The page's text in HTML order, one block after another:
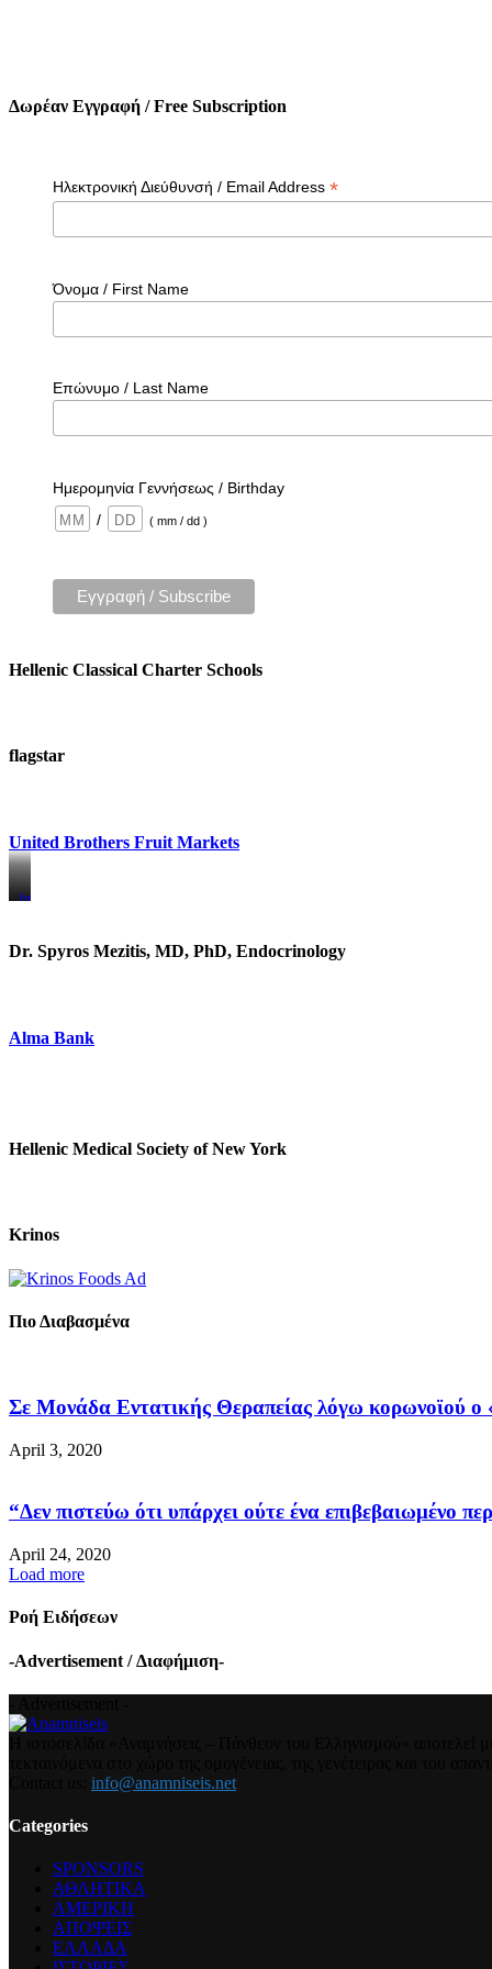
Δωρέαν Εγγραφή / Free Subscription
Ηλεκτρονική Διεύθυνσή / Email Address *
Όνομα / First Name
Επώνυμο / Last Name
Ημερομηνία Γεννήσεως / Birthday
/
( mm / dd )
Hellenic Classical Charter Schools
flagstar
United Brothers Fruit Markets
https://www.unitedbrothersfruitmarkets.com/
https://www.unitedbrothersfruitmarkets.com/
Dr. Spyros Mezitis, MD, PhD, Endocrinology
Alma Bank
Hellenic Medical Society of New York
Krinos
Πιο Διαβασμένα
Σε Μονάδα Εντατικής Θεραπείας λόγω κορωνοϊού ο
April 3, 2020
“Δεν πιστεύω ότι υπάρχει ούτε ένα επιβεβαιωμένο
April 24, 2020
Load more
Ροή Ειδήσεων
-Advertisement / Διαφήμιση-
info@anamniseis.net
Categories
SPONSORS
ΑΘΛΗΤΙΚΑ
ΑΜΕΡΙΚΗ
ΑΠΟΨΕΙΣ
ΕΛΛΑΔΑ